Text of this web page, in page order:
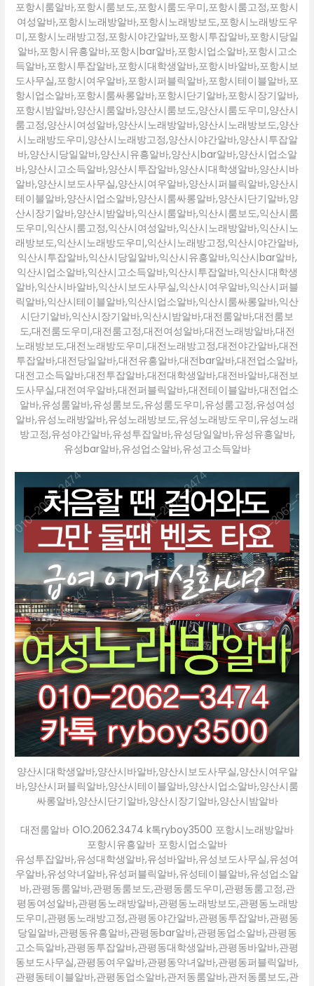
포항시룸알바,포항시룸보도,포항시룸도우미,포항시룸고정,포항시
여성알바,포항시노래방알바,포항시노래방보도,포항시노래방도우
미,포항시노래방고정,포항시야간알바,포항시투잡알바,포항시당일
알바,포항시유흥알바,포항시bar알바,포항시업소알바,포항시고소
득알바,포항시투잡알바,포항시대학생알바,포항시바알바,포항시보
도사무실,포항시여우알바,포항시퍼블릭알바,포항시테이블알바,포
항시업소알바,포항시룸싸롱알바,포항시단기알바,포항시장기알바,
포항시밤알바,양산시룸알바,양산시룸보도,양산시룸도우미,양산시
룸고정,양산시여성알바,양산시노래방알바,양산시노래방보도,양산
시노래방도우미,양산시노래방고정,양산시야간알바,양산시투잡알
바,양산시당일알바,양산시유흥알바,양산시bar알바,양산시업소알
바,양산시고소득알바,양산시투잡알바,양산시대학생알바,양산시바
알바,양산시보도사무실,양산시여우알바,양산시퍼블릭알바,양산시
테이블알바,양산시업소알바,양산시룸싸롱알바,양산시단기알바,양
산시장기알바,양산시밤알바,익산시룸알바,익산시룸보도,익산시룸
도우미,익산시룸고정,익산시여성알바,익산시노래방알바,익산시노
래방보도,익산시노래방도우미,익산시노래방고정,익산시야간알바,
익산시투잡알바,익산시당일알바,익산시유흥알바,익산시bar알바,
익산시업소알바,익산시고소득알바,익산시투잡알바,익산시대학생
알바,익산시바알바,익산시보도사무실,익산시여우알바,익산시퍼블
릭알바,익산시테이블알바,익산시업소알바,익산시룸싸롱알바,익산
시단기알바,익산시장기알바,익산시밤알바,대전룸알바,대전룸보
도,대전룸도우미,대전룸고정,대전여성알바,대전노래방알바,대전
노래방보도,대전노래방도우미,대전노래방고정,대전야간알바,대전
투잡알바,대전당일알바,대전유흥알바,대전bar알바,대전업소알바,
대전고소득알바,대전투잡알바,대전대학생알바,대전바알바,대전보
도사무실,대전여우알바,대전퍼블릭알바,대전테이블알바,대전업소
알바,유성룸알바,유성룸보도,유성룸도우미,유성룸고정,유성여성
알바,유성노래방알바,유성노래방보도,유성노래방도우미,유성노래
방고정,유성야간알바,유성투잡알바,유성당일알바,유성유흥알바,
유성bar알바,유성업소알바,유성고소득알바
양산시대학생알바,양산시바알바,양산시보도사무실,양산시여우알
바,양산시퍼블릭알바,양산시테이블알바,양산시업소알바,양산시룸
싸롱알바,양산시단기알바,양산시장기알바,양산시밤알바
대전룸알바 O1O.2062.3474 k톡ryboy3500 포항시노래방알바
포항시유흥알바 포항시업소알바
유성투잡알바,유성대학생알바,유성바알바,유성보도사무실,유성여
우알바,유성악녀알바,유성퍼블릭알바,유성테이블알바,유성업소알
바,관평동룸알바,관평동룸보도,관평동룸도우미,관평동룸고정,관
평동여성알바,관평동노래방알바,관평동노래방보도,관평동노래방
도우미,관평동노래방고정,관평동야간알바,관평동투잡알바,관평동
당일알바,관평동유흥알바,관평동bar알바,관평동업소알바,관평동
고소득알바,관평동투잡알바,관평동대학생알바,관평동바알바,관평
동보도사무실,관평동여우알바,관평동악녀알바,관평동퍼블릭알바,
관평동테이블알바,관평동업소알바,관저동룸알바,관저동룸보도,관